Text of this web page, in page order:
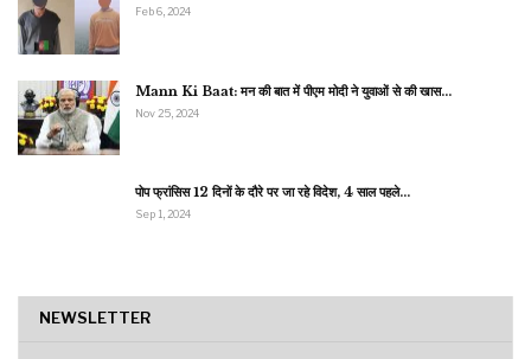
Feb 6, 2024
Mann Ki Baat: मन की बात में पीएम मोदी ने युवाओं से की खास…
Nov 25, 2024
पोप फ्रांसिस 12 दिनों के दौरे पर जा रहे विदेश, 4 साल पहले…
Sep 1, 2024
NEWSLETTER